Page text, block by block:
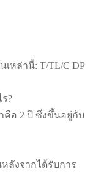
เหล่านี้: T/TL/C DP
?
คือ 2 ปี ซึ่งขึ้นอยู่กับ
ลังจากได้รับการ